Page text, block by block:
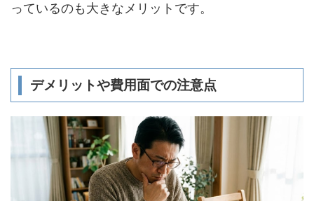
っているのも大きなメリットです。
デメリットや費用面での注意点